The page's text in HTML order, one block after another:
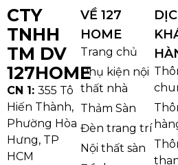
độ
Đèn Ốp Trần Mica OT37 có 4
giúp khách hàng dễ dàng lựa
mục đích sử dụng. Mẫu
x H100 phù hợp cho phòng
phòng làm việc hoặc khu vực
Mẫu OT37T9 kích thước Ø770
đối cho phòng khách căn hộ,
CTY
TNHH
TM DV
127HOME
CN 1: 355 Tô
Hiến Thành,
Phường Hòa
Hưng, TP
HCM
VỀ 127
HOME
Trang chủ
Phụ kiện nội
thất nhà
Thảm Sàn
Đèn trang trí
Nội thất sàn